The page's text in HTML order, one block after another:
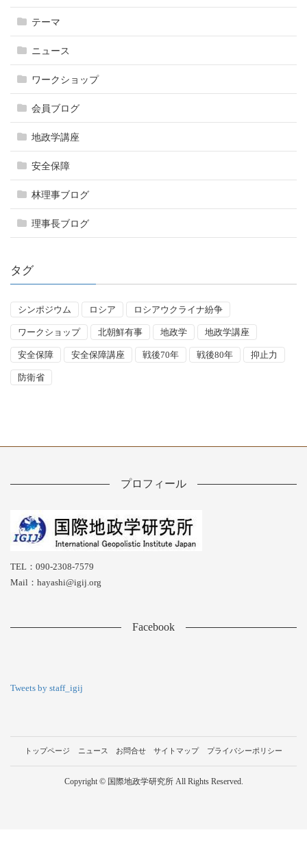
テーマ
ニュース
ワークショップ
会員ブログ
地政学講座
安全保障
林理事ブログ
理事長ブログ
タグ
シンポジウム ロシア ロシアウクライナ紛争
ワークショップ 北朝鮮有事 地政学 地政学講座
安全保障 安全保障講座 戦後70年 戦後80年 抑止力
防衛省
プロフィール
TEL：090-2308-7579
Mail：hayashi@igij.org
Facebook
Tweets by staff_igij
トップページ ニュース お問合せ サイトマップ プライバシーポリシー
Copyright © 国際地政学研究所 All Rights Reserved.